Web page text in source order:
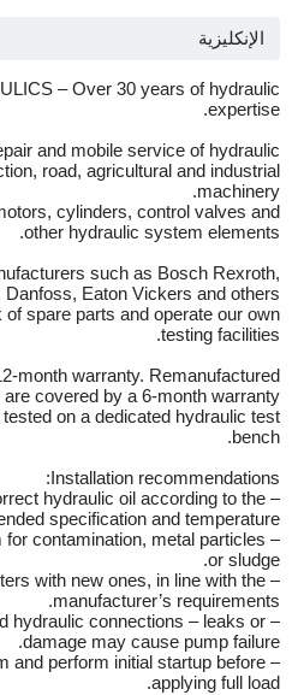
الإنكليزية
– Over 30 years of hydraulic
expertise.
and mobile service of hydraulic
road, agricultural and industrial
machinery.
cylinders, control valves and
other hydraulic system elements.
such as Bosch Rexroth,
Eaton Vickers and others.
spare parts and operate our own
testing facilities.
month warranty. Remanufactured
are covered by a 6-month warranty.
on a dedicated hydraulic test
bench.
Installation recommendations:
hydraulic oil according to the
specification and temperature.
for contamination, metal particles
or sludge.
with new ones, in line with the
manufacturer’s requirements.
hydraulic connections – leaks or
damage may cause pump failure.
and perform initial startup before
applying full load.